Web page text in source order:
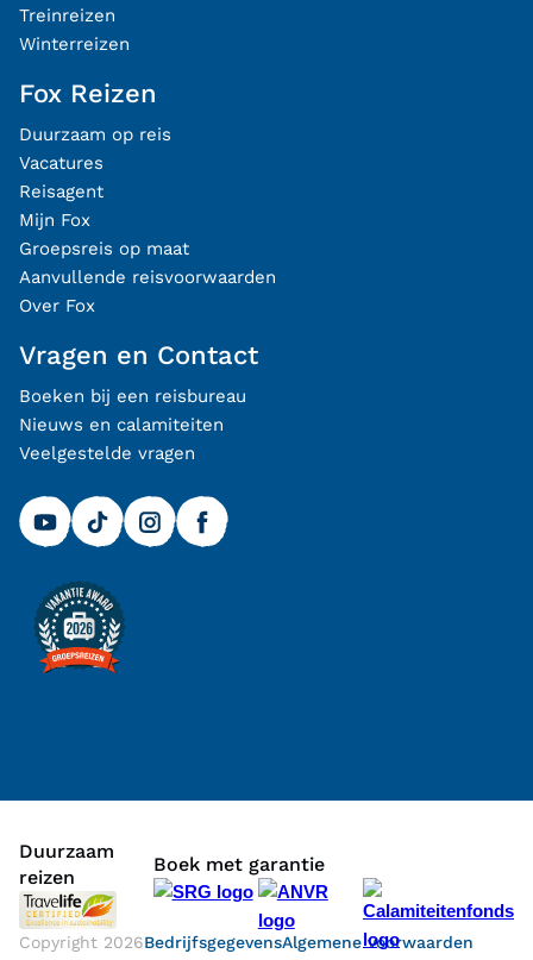
Treinreizen
Winterreizen
Fox Reizen
Duurzaam op reis
Vacatures
Reisagent
Mijn Fox
Groepsreis op maat
Aanvullende reisvoorwaarden
Over Fox
Vragen en Contact
Boeken bij een reisbureau
Nieuws en calamiteiten
Veelgestelde vragen
Copyright 2026BedrijfsgegevensAlgemene voorwaarden
Duurzaam
reizen
Boek met garantie